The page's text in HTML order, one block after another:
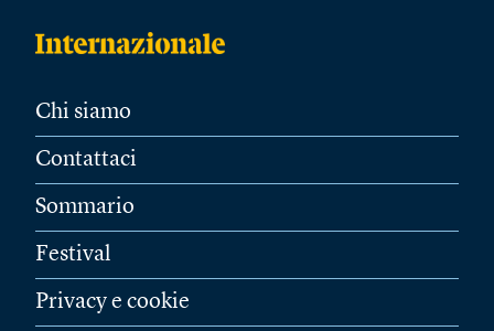
Chi siamo
Contattaci
Sommario
Festival
Privacy e cookie